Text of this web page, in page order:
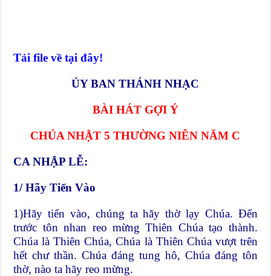
Tải file về tại đây!
ỦY BAN THÁNH NHẠC
BÀI HÁT GỢI Ý
CHÚA NHẬT 5 THƯỜNG NIÊN NĂM C
CA NHẬP LỄ:
1/ Hãy Tiến Vào
1)Hãy tiến vào, chúng ta hãy thờ lạy Chúa. Đến
trước tôn nhan reo mừng Thiên Chúa tạo thành.
Chúa là Thiên Chúa, Chúa là Thiên Chúa vượt trên
hết chư thần. Chúa đáng tung hô, Chúa đáng tôn
thờ, nào ta hãy reo mừng.